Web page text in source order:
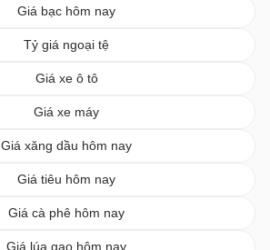
Giá bạc hôm nay
Tỷ giá ngoại tệ
Giá xe ô tô
Giá xe máy
Giá xăng dầu hôm nay
Giá tiêu hôm nay
Giá cà phê hôm nay
Giá lúa gạo hôm nay